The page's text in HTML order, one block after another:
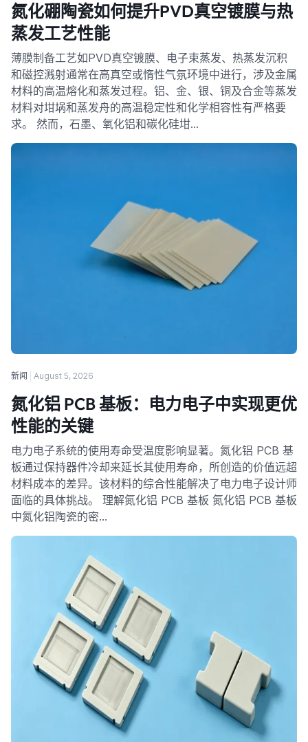
氮化硼陶瓷如何提升PVD真空镀膜与热
蒸发工艺性能
薄膜制备工艺如PVD真空镀膜、电子束蒸发、热蒸发沉积
和磁控溅射通常在高真空或惰性气氛环境中进行，涉及金属
材料的高温熔化和蒸发过程。铝、金、银、铜及合金等蒸发
材料对坩埚和蒸发舟的高温稳定性和化学相容性有严格要
求。 然而，石墨、氧化铝和碳化硅坩…
新闻 August 5, 2026
氮化铝 PCB 基板：电力电子中实现更优
性能的关键
电力电子系统的使用寿命受温度影响显著。氮化铝 PCB 基
板通过保持器件冷却来延长其使用寿命，所创造的价值远超
材料成本的差异。该材料的综合性能解决了电力电子设计师
面临的具体挑战。 理解氮化铝 PCB 基板 氮化铝 PCB 基板
中氮化铝陶瓷的密…